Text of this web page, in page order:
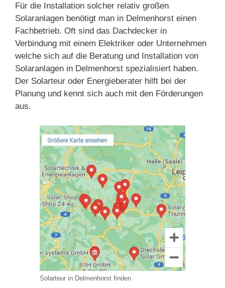
Für die Installation solcher relativ großen
Solaranlagen benötigt man in Delmenhorst einen
Fachbetrieb. Oft sind das Dachdecker in
Verbindung mit einem Elektriker oder Unternehmen
welche sich auf die Beratung und Installation von
Solaranlagen in Delmenhorst spezialisiert haben.
Der Solarteur oder Energieberater hilft bei der
Planung und kennt sich auch mit den Förderungen
aus.
Solarteur in Delmenhorst finden